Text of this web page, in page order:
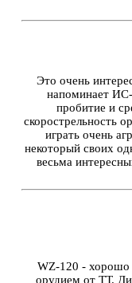
Это очень
напоминает
пробитие и
скорострельность
играть очень
некоторый своих
весьма
WZ-120 - хорошо
орудием от ТТ.